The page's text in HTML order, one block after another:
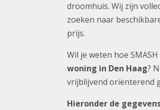
droomhuis. Wij zijn
zoeken naar
prijs.
Wil je weten hoe
woning in Den Haag?
vrijblijvend oriënterend
Hieronder de